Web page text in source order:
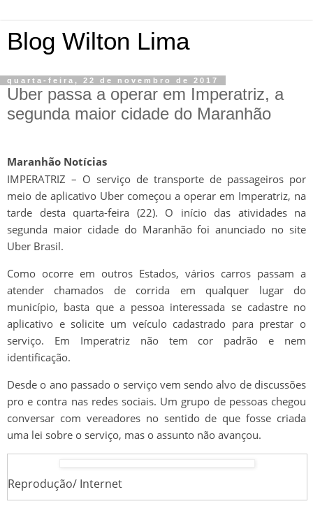
Blog Wilton Lima
quarta-feira, 22 de novembro de 2017
Uber passa a operar em Imperatriz, a
segunda maior cidade do Maranhão
Maranhão Notícias
IMPERATRIZ – O serviço de transporte de passageiros por
meio de aplicativo Uber começou a operar em Imperatriz, na
tarde desta quarta-feira (22). O início das atividades na
segunda maior cidade do Maranhão foi anunciado no site
Uber Brasil.
Como ocorre em outros Estados, vários carros passam a
atender chamados de corrida em qualquer lugar do
município, basta que a pessoa interessada se cadastre no
aplicativo e solicite um veículo cadastrado para prestar o
serviço. Em Imperatriz não tem cor padrão e nem
identificação.
Desde o ano passado o serviço vem sendo alvo de discussões
pro e contra nas redes sociais. Um grupo de pessoas chegou
conversar com vereadores no sentido de que fosse criada
uma lei sobre o serviço, mas o assunto não avançou.
Reprodução/ Internet